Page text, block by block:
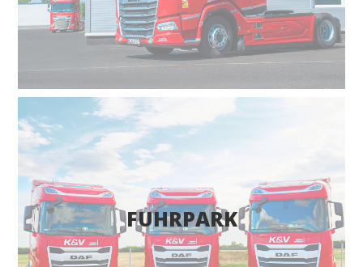
FUHRPARK